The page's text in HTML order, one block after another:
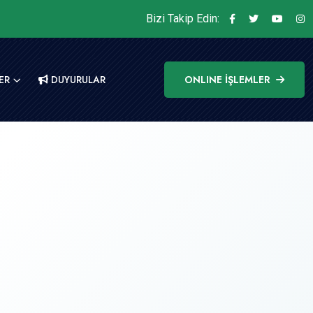
Bizi Takip Edin:
DUYURULAR ONLINE İŞLEMLER